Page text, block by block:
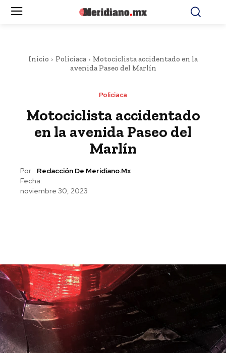
Inicio Policiaca
Motociclista accidentado en la
avenida Paseo del Marlín
Policiaca
Motociclista accidentado
en la avenida Paseo del
Marlín
Por: Redacción De Meridiano.mx
Fecha:
noviembre 30, 2023